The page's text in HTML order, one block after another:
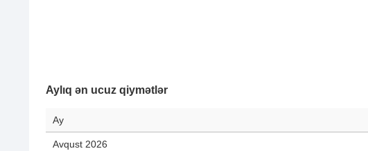
Aylıq ən ucuz qiymətlər
Ay
Avqust 2026